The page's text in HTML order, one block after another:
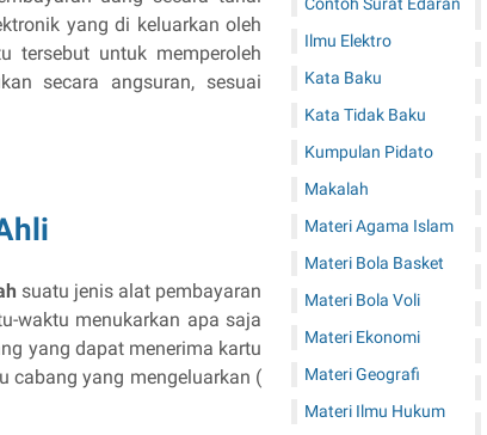
yang di keluarkan oleh
tersebut untuk memperoleh
secara angsuran, sesuai
suatu jenis alat pembayaran
waktu menukarkan apa saja
yang dapat menerima kartu
cabang yang mengeluarkan (
Ilmu Elektro
Kata Baku
Kata Tidak Baku
Kumpulan Pidato
Makalah
Materi Agama Islam
Materi Bola Basket
Materi Bola Voli
Materi Ekonomi
Materi Geografi
Materi Ilmu Hukum